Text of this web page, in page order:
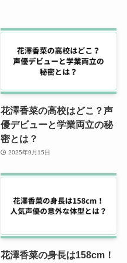
花澤香菜の高校はどこ？声
優デビューと学業両立の秘
密とは？
2025年9月15日
花澤香菜の身長は158cm！